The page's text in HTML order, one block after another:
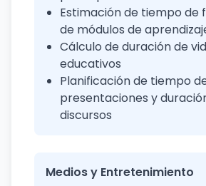
Estimación de tiempo de
de módulos de
Cálculo de duración de
educativos
Planificación de tiempo
presentaciones y
discursos
Medios y Entretenimiento